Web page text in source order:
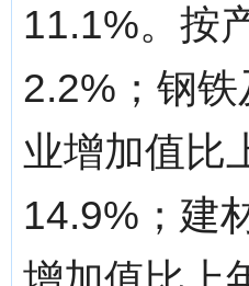
11.1%。按
2.2%；钢
业增加值比
14.9%；建